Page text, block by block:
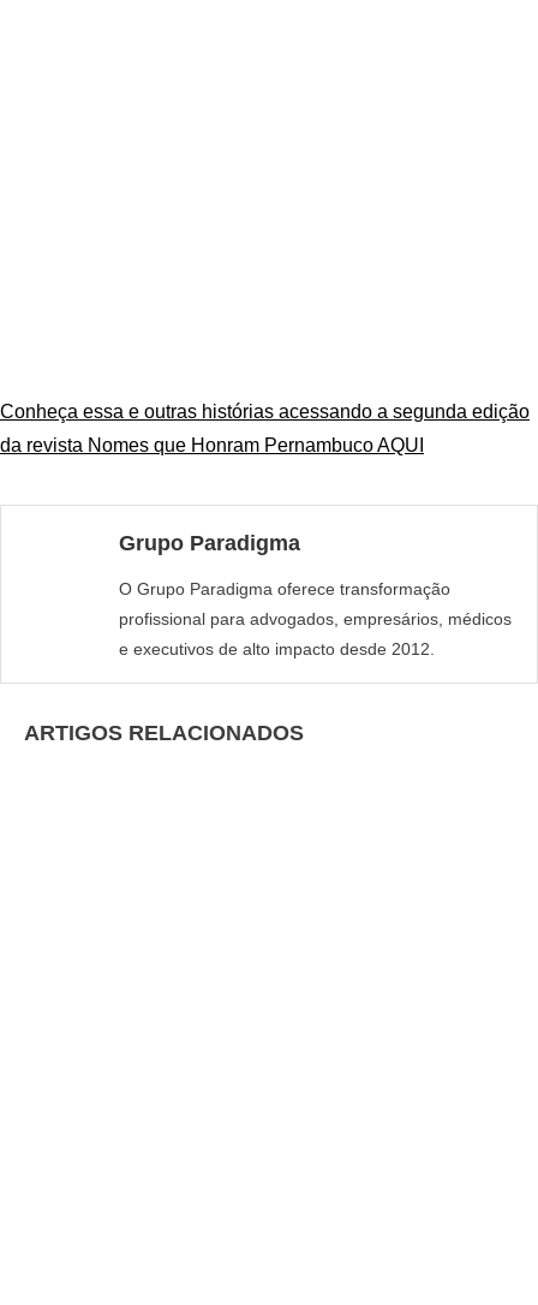
Conheça essa e outras histórias acessando a segunda edição
da revista Nomes que Honram Pernambuco AQUI
Grupo Paradigma
O Grupo Paradigma oferece transformação
profissional para advogados, empresários, médicos
e executivos de alto impacto desde 2012.
ARTIGOS RELACIONADOS